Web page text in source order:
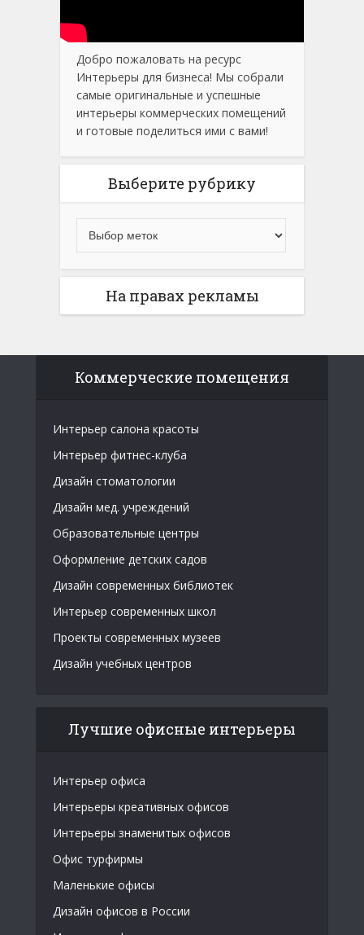
Добро пожаловать на ресурс
Интерьеры для бизнеса! Мы собрали
самые оригинальные и успешные
интерьеры коммерческих помещений
и готовые поделиться ими с вами!
Выберите рубрику
На правах рекламы
Коммерческие помещения
Интерьер салона красоты
Интерьер фитнес-клуба
Дизайн стоматологии
Дизайн мед. учреждений
Образовательные центры
Оформление детских садов
Дизайн современных библиотек
Интерьер современных школ
Проекты современных музеев
Дизайн учебных центров
Лучшие офисные интерьеры
Интерьер офиса
Интерьеры креативных офисов
Интерьеры знаменитых офисов
Офис турфирмы
Маленькие офисы
Дизайн офисов в России